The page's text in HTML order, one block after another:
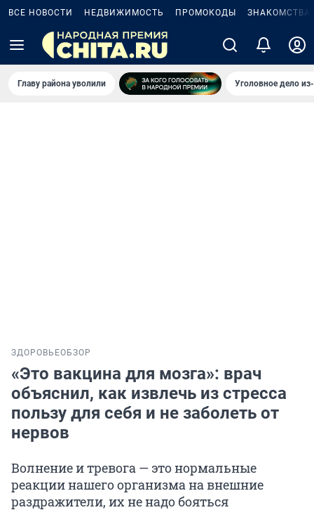
ВСЕ НОВОСТИ НЕДВИЖИМОСТЬ ПРОМОКОДЫ ЗНАКОМСТВА
Главу района уволили Уголовное дело
ЗДОРОВЬЕОБЗОР
«Это вакцина для мозга»: врач
объяснил, как извлечь из стресса
пользу для себя и не заболеть от
нервов
Волнение и тревога — это нормальные
реакции нашего организма на внешние
раздражители, их не надо бояться